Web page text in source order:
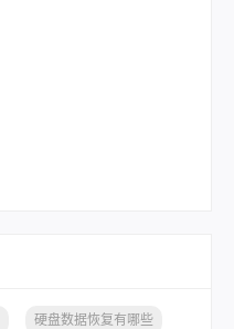
硬盘数据恢复有哪些